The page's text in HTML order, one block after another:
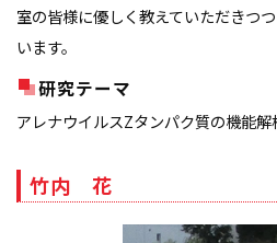
室の皆様に優しく教えていただきつ
います。
研究テーマ
アレナウイルスZタンパク質の機能解
竹内 花